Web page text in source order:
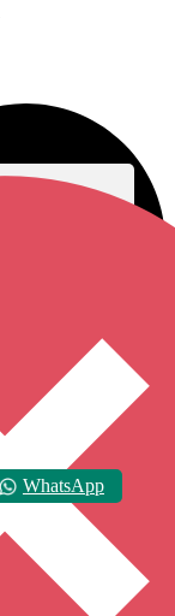
WhatsApp